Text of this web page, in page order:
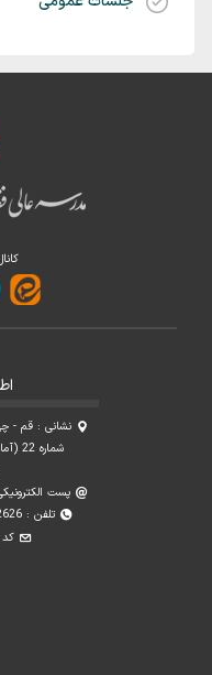
نشانی : قم -
پست
تلفن : 37742626 - 025 مرکز تلفن مدرسه
کد